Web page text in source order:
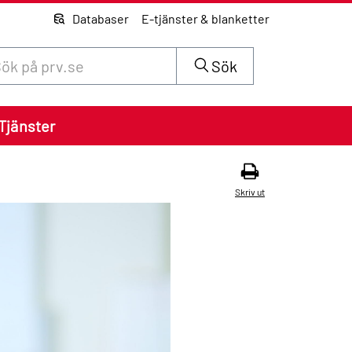
Databaser E-tjänster & blanketter
Sök
Skriv ut